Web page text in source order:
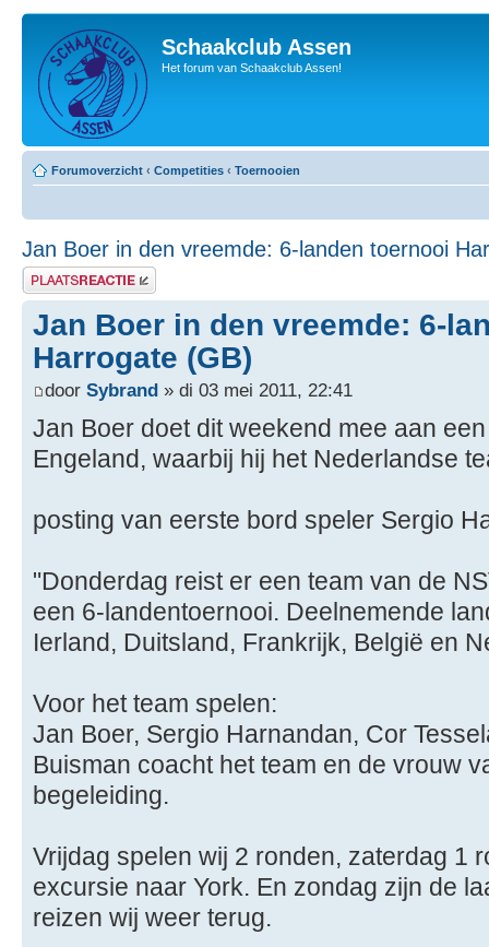
Schaakclub Assen
Het forum van Schaakclub Assen!
Forumoverzicht ‹ Competities ‹ Toernooien
Jan Boer in den vreemde: 6-landen toernooi
Plaats een reactie
Jan Boer in den vreemde: 6-
Harrogate (GB)
door Sybrand » di 03 mei 2011, 22:41
Jan Boer doet dit weekend mee aan
Engeland, waarbij hij het Nederlandse
posting van eerste bord speler Sergio
"Donderdag reist er een team van de
een 6-landentoernooi. Deelnemende
Ierland, Duitsland, Frankrijk, België en
Voor het team spelen:
Jan Boer, Sergio Harnandan, Cor
Buisman coacht het team en de vrouw
begeleiding.
Vrijdag spelen wij 2 ronden, zaterdag 1
excursie naar York. En zondag zijn de
reizen wij weer terug.